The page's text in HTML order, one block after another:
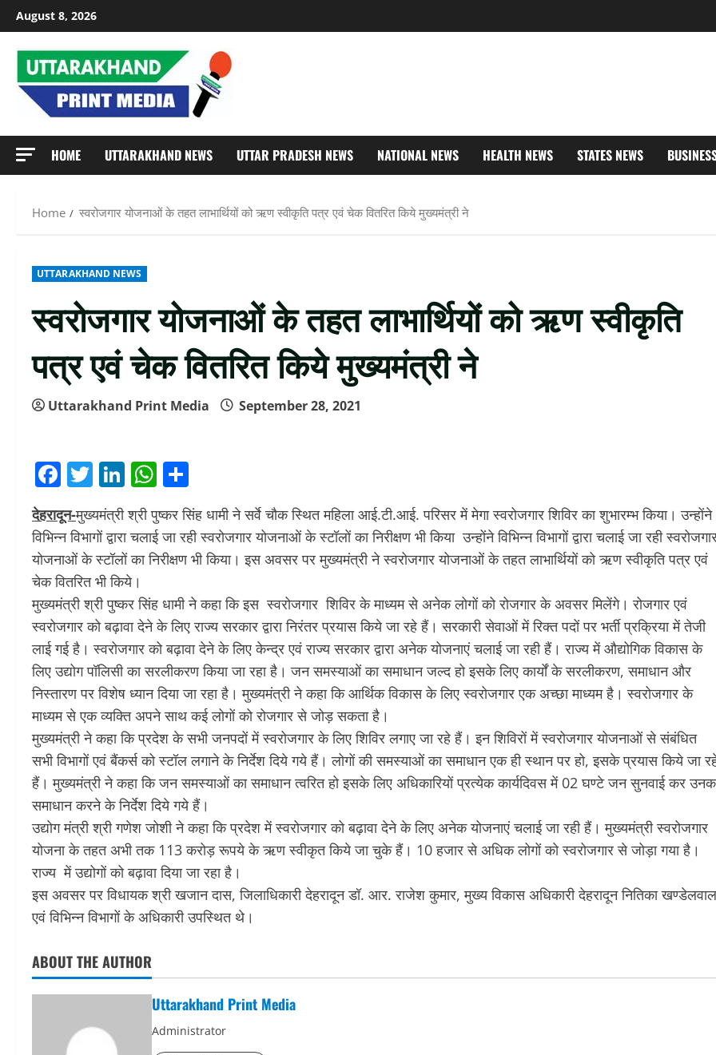
Skip
to
content
August 8, 2026
HOME UTTARAKHAND NEWS UTTAR PRADESH NEWS NATIONAL NEWS HEALTH NEWS STATES NEWS
Home स्वरोजगार योजनाओं के तहत लाभार्थियों को ऋण स्वीकृति पत्र एवं चेक वितरित किये मुख्यमंत्री ने
UTTARAKHAND NEWS
स्वरोजगार योजनाओं के तहत लाभार्थियों को ऋण स्वीकृति
पत्र एवं चेक वितरित किये मुख्यमंत्री ने
Uttarakhand Print Media September 28, 2021
Facebook
Twitter
LinkedIn
WhatsApp
देहरादून-मुख्यमंत्री श्री पुष्कर सिंह धामी ने सर्वे चौक स्थित महिला आई.टी.आई. परिसर में मेगा स्वरोजगार शिविर का शुभारम्भ किया। उन्होंने
विभिन्न विभागों द्वारा चलाई जा रही स्वरोजगार योजनाओं के स्टॉलों का निरीक्षण भी किया उन्होंने विभिन्न विभागों द्वारा चलाई जा रही
योजनाओं के स्टॉलों का निरीक्षण भी किया। इस अवसर पर मुख्यमंत्री ने स्वरोजगार योजनाओं के तहत लाभार्थियों को ऋण स्वीकृति पत्र एवं
चेक वितरित भी किये।
मुख्यमंत्री श्री पुष्कर सिंह धामी ने कहा कि इस स्वरोजगार शिविर के माध्यम से अनेक लोगों को रोजगार के अवसर मिलेंगे। रोजगार एवं
स्वरोजगार को बढ़ावा देने के लिए राज्य सरकार द्वारा निरंतर प्रयास किये जा रहे हैं। सरकारी सेवाओं में रिक्त पदों पर भर्ती प्रक्रिया में तेजी
लाई गई है। स्वरोजगार को बढ़ावा देने के लिए केन्द्र एवं राज्य सरकार द्वारा अनेक योजनाएं चलाई जा रही हैं। राज्य में औद्योगिक विकास के
लिए उद्योग पॉलिसी का सरलीकरण किया जा रहा है। जन समस्याओं का समाधान जल्द हो इसके लिए कार्यों के सरलीकरण, समाधान और
निस्तारण पर विशेष ध्यान दिया जा रहा है। मुख्यमंत्री ने कहा कि आर्थिक विकास के लिए स्वरोजगार एक अच्छा माध्यम है। स्वरोजगार के
माध्यम से एक व्यक्ति अपने साथ कई लोगों को रोजगार से जोड़ सकता है।
मुख्यमंत्री ने कहा कि प्रदेश के सभी जनपदों में स्वरोजगार के लिए शिविर लगाए जा रहे हैं। इन शिविरों में स्वरोजगार योजनाओं से संबंधित
सभी विभागों एवं बैंकर्स को स्टॉल लगाने के निर्देश दिये गये हैं। लोगों की समस्याओं का समाधान एक ही स्थान पर हो, इसके प्रयास किये जा
हैं। मुख्यमंत्री ने कहा कि जन समस्याओं का समाधान त्वरित हो इसके लिए अधिकारियों प्रत्येक कार्यदिवस में 02 घण्टे जन सुनवाई कर
समाधान करने के निर्देश दिये गये हैं।
उद्योग मंत्री श्री गणेश जोशी ने कहा कि प्रदेश में स्वरोजगार को बढ़ावा देने के लिए अनेक योजनाएं चलाई जा रही हैं। मुख्यमंत्री स्वरोजगार
योजना के तहत अभी तक 113 करोड़ रूपये के ऋण स्वीकृत किये जा चुके हैं। 10 हजार से अधिक लोगों को स्वरोजगार से जोड़ा गया है।
राज्य में उद्योगों को बढ़ावा दिया जा रहा है।
इस अवसर पर विधायक श्री खजान दास, जिलाधिकारी देहरादून डॉ. आर. राजेश कुमार, मुख्य विकास अधिकारी देहरादून नितिका खण्डेलवाल
एवं विभिन्न विभागों के अधिकारी उपस्थित थे।
ABOUT THE AUTHOR
Uttarakhand Print Media
Administrator